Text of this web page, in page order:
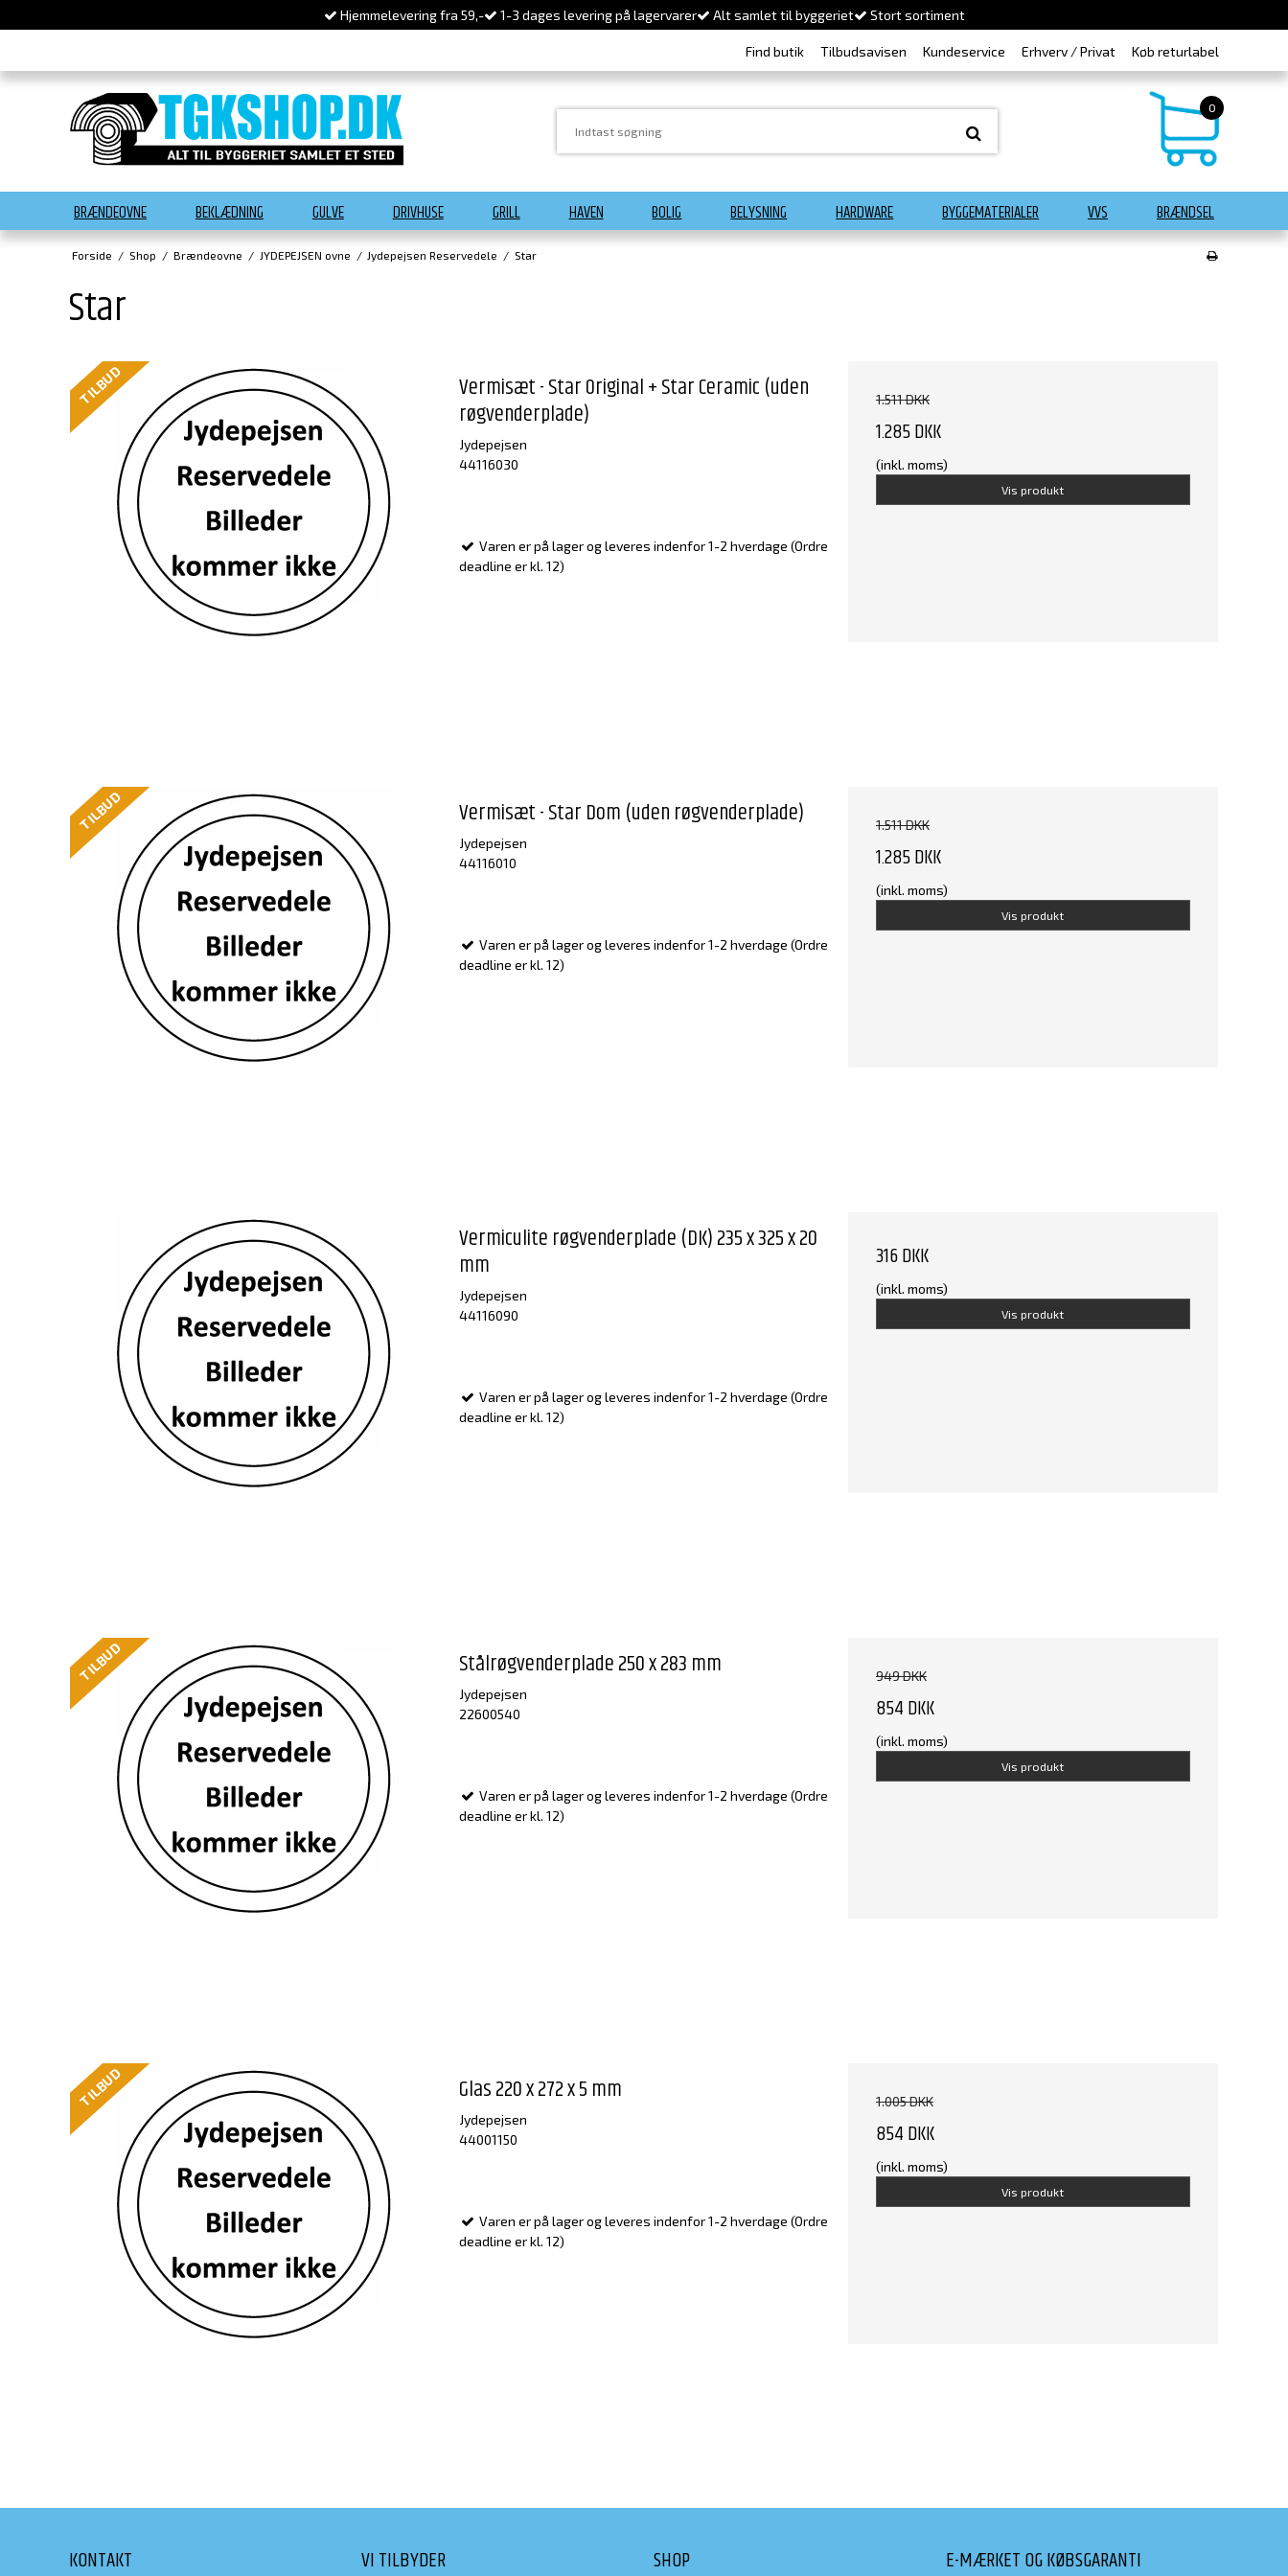
Hjemmelevering fra 59,- 1-3 dages levering på lagervarer Alt samlet til byggeriet Stort sortiment
Find butik Tilbudsavisen Kundeservice Erhverv / Privat Køb returlabel
0
BRÆNDEOVNE BEKLÆDNING GULVE DRIVHUSE GRILL HAVEN BOLIG BELYSNING HARDWARE BYGGEMATERIALER VVS BRÆNDSEL
Forside / Shop / Brændeovne / JYDEPEJSEN ovne / Jydepejsen Reservedele / Star
Star
TILBUD
Vermisæt - Star Original + Star Ceramic (uden
røgvenderplade)
Jydepejsen
44116030
Varen er på lager og leveres indenfor 1-2 hverdage (Ordre
deadline er kl. 12)
1.511 DKK
1.285 DKK
(inkl. moms)
Vis produkt
TILBUD Vermisæt - Star Dom (uden røgvenderplade)
Jydepejsen
44116010
Varen er på lager og leveres indenfor 1-2 hverdage (Ordre
deadline er kl. 12)
1.511 DKK
1.285 DKK
(inkl. moms)
Vis produkt
Vermiculite røgvenderplade (DK) 235 x 325 x 20
mm
Jydepejsen
44116090
Varen er på lager og leveres indenfor 1-2 hverdage (Ordre
deadline er kl. 12)
316 DKK
(inkl. moms)
Vis produkt
TILBUD Stålrøgvenderplade 250 x 283 mm
Jydepejsen
22600540
Varen er på lager og leveres indenfor 1-2 hverdage (Ordre
deadline er kl. 12)
949 DKK
854 DKK
(inkl. moms)
Vis produkt
TILBUD Glas 220 x 272 x 5 mm
Jydepejsen
44001150
Varen er på lager og leveres indenfor 1-2 hverdage (Ordre
deadline er kl. 12)
1.005 DKK
854 DKK
(inkl. moms)
Vis produkt
KONTAKT VI TILBYDER SHOP E-MÆRKET OG KØBSGARANTI